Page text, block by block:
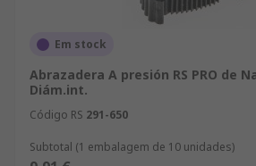
Em stock
Abrazadera A presión RS PRO de
Diám.int.
Código RS 291-650
Subtotal (1 embalagem de 10 unidades)